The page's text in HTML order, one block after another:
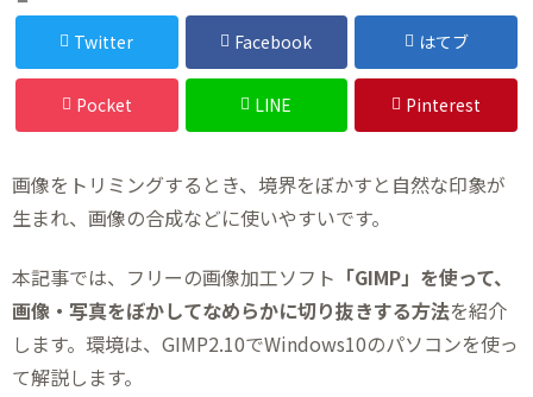
Twitter Facebook はてブ
Pocket LINE Pinterest
画像をトリミングするとき、境界をぼかすと自然な印象が
生まれ、画像の合成などに使いやすいです。
本記事では、フリーの画像加工ソフト 「GIMP」を使って、
画像・写真をぼかしてなめらかに切り抜きする方法を紹介
します。環境は、GIMP2.10でWindows10のパソコンを使っ
て解説します。